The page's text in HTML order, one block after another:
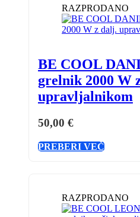
RAZPRODANO
BE COOL
grelnik 2000 W
upravljalnikom
50,00 €
PREBERI VEČ
RAZPRODANO